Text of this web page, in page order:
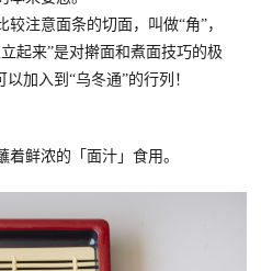
注意面条的切面，叫做“角”，
起来”是对擀面和煮面技巧的极
加入到“乌冬通”的行列！
鲜浓的「面汁」食用。